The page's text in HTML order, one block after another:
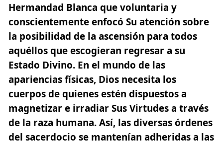
Hermandad Blanca que voluntaria y
conscientemente enfocó Su atención sobre
la posibilidad de la ascensión para todos
aquéllos que escogieran regresar a su
Estado Divino. En el mundo de las
apariencias físicas, Dios necesita los
cuerpos de quienes estén dispuestos a
magnetizar e irradiar Sus Virtudes a través
de la raza humana.Así, las diversas órdenes
del sacerdocio se mantenían adheridas a las